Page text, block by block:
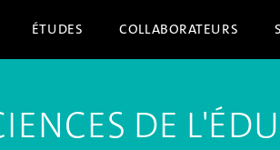
ÉTUDES COLLABORATEURS
DE